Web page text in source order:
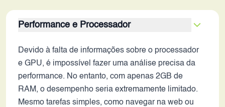
Performance e Processador
Devido à falta de informações sobre o processador
e GPU, é impossível fazer uma análise precisa da
performance. No entanto, com apenas 2GB de
RAM, o desempenho seria extremamente limitado.
Mesmo tarefas simples, como navegar na web ou